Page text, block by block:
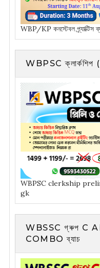
WBP/KP কনস্টেবল প্র্যাক্টিস
WBPSC ক্লার্কশিপ
WBPSC clerkship
gk
WBSSC গ্ৰুপ C
COMBO ব্যাচ